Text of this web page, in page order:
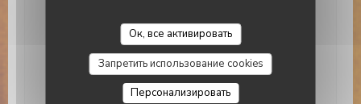
Ок, все активировать
Запретить использование cookies
Персонализировать
Часы работы
В� 12:00 - 23:00
Brasserie Valma